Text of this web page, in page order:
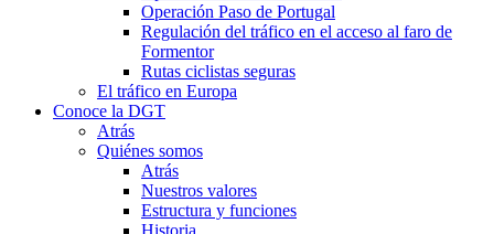
Operación Paso de Portugal
Regulación del tráfico en el acceso al faro de
Formentor
Rutas ciclistas seguras
El tráfico en Europa
Conoce la DGT
Atrás
Quiénes somos
Atrás
Nuestros valores
Estructura y funciones